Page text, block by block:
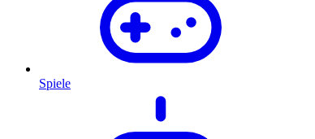
Spiele